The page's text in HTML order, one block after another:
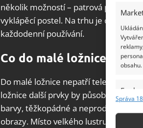
obsahu.
Funkce
Správa
několik možností – patrová postel,
vyklápěcí postel. Na trhu je dnes již
každodenní používání.
Co do malé ložnice patří
Do malé ložnice nepatří televizor ani
ložnice další prvky by působilo
barvy, těžkopádné a neprodyšné
obrazy. Místo velkého lustru volte